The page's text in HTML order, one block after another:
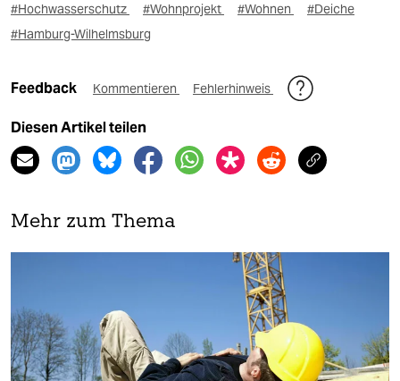
#Hochwasserschutz #Wohnprojekt #Wohnen
#Deiche
#Hamburg-Wilhelmsburg
Feedback Kommentieren Fehlerhinweis
Diesen Artikel teilen
Mehr zum Thema